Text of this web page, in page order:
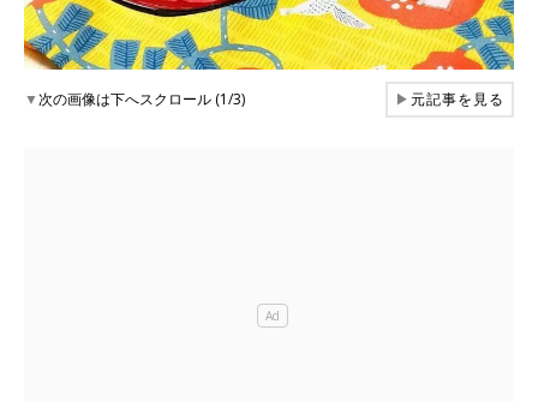
▼次の画像は下へスクロール (1/3) ▶元記事を見る